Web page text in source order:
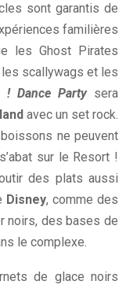
sont garantis de
familières
les Ghost Pirates
les scallywags et les
! Dance Partysera
avec un set rock.
ne peuvent
sur le Resort !
des plats aussi
Disney, comme des
noirs, des bases de
le complexe.
de glace noirs